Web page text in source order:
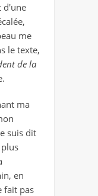
d'une
me
le texte,
de la
ma
suis dit
en
fait pas